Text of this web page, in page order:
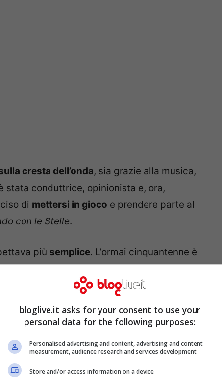
cresta dell’onda, sia grazie alla musica,
stata conduttrice, opinionista e, ora,
di mettersi in gioco e prendere parte al
con le Stelle.
più semplice. L’ormai cinquantenne è
perché la sua sensualità,
emergere. In più, priva di questo fattore, le
si apre fin lì: anche la scollatura
bloglive.it asks for your consent to use your
personal data for the following purposes:
Personalised advertising and content, advertising and content
measurement, audience research and services development
Store and/or access information on a device